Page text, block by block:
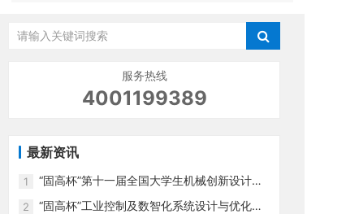
服务热线
4001199389
最新资讯
1
“固高杯”第十一届全国大学生机械创新设计大
赛广西赛区圆满成功
2
“固高杯”工业控制及数智化系统设计与优化大